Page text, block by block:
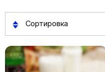
Сортировка